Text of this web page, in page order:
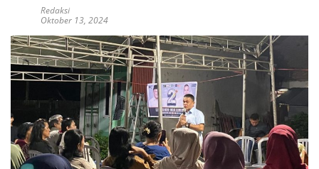
Redaksi
Oktober 13, 2024